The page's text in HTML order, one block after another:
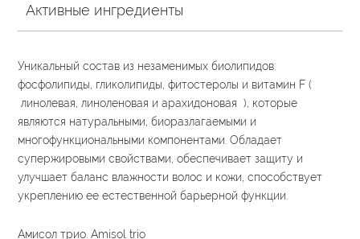
Активные ингредиенты
Уникальный состав из незаменимых биолипидов:
фосфолипиды, гликолипиды, фитостеролы и витамин F (
линолевая, линоленовая и арахидоновая ), которые
являются натуральными, биоразлагаемыми и
многофункциональными компонентами. Обладает
супержировыми свойствами, обеспечивает защиту и
улучшает баланс влажности волос и кожи, способствует
укреплению ее естественной барьерной функции.
Амисол трио. Amisol trio